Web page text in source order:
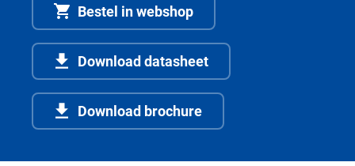
Bestel in webshop
Download datasheet
Download brochure